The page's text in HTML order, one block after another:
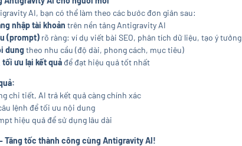
AI, bạn có thể làm theo các bước đơn giản sau:
nhập tài khoản trên nền tảng Antigravity AI
(prompt) rõ ràng: ví dụ viết bài SEO, phân tích dữ liệu, tạo ý tưởng
dung theo nhu cầu (độ dài, phong cách, mục tiêu)
tối ưu lại kết quả để đạt hiệu quả tốt nhất
chi tiết, AI trả kết quả càng chính xác
lệnh để tối ưu nội dung
hiệu quả để sử dụng lâu dài
Tăng tốc thành công cùng Antigravity AI!